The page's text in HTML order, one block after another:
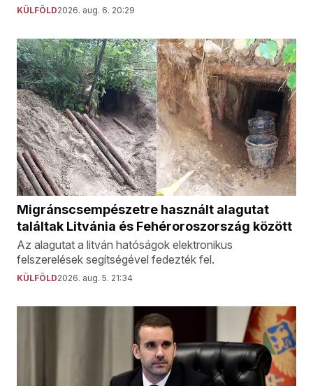
KÜLFÖLD2026. aug. 6. 20:29
Migránscsempészetre használt alagutat
találtak Litvánia és Fehéroroszország között
Az alagutat a litván hatóságok elektronikus
felszerelések segítségével fedezték fel.
KÜLFÖLD2026. aug. 5. 21:34